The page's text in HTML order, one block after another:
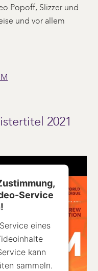
Popoff, Slizzer und
und vor allem
2021
Service
eines
kann
sammeln.